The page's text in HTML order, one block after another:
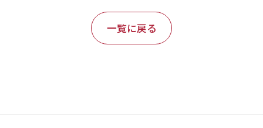
一覧に戻る